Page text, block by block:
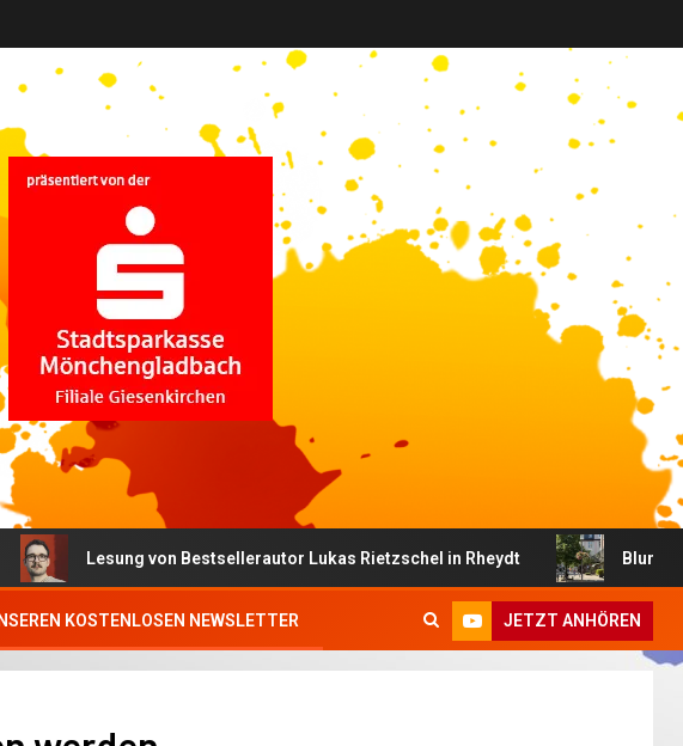
Lesung von Bestsellerautor Lukas Rietzschel in Rheydt
KOSTENLOSEN NEWSLETTER JETZT ANHÖREN